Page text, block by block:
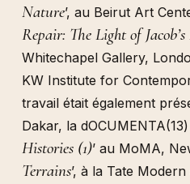
Nature’, au Beirut Art
Repair: The Light of
Whitechapel Gallery,
KW Institute for
travail était également
Dakar, la dOCUMENTA(13)
Histories (1)’ au MoMA,
Terrains’, à la Tate